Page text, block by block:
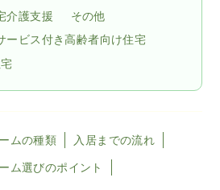
介護支援
その他
ービス付き高齢者向け住宅
ムの種類 入居までの流れ
ム選びのポイント